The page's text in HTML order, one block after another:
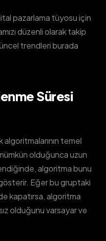
pazarlama tüyosu için
düzenli olarak takip
trendleri burada
Süresi
temel
olduğunca uzun
algoritma bunu
Eğer bu gruptaki
kapatırsa, algoritma
olduğunu varsayar ve